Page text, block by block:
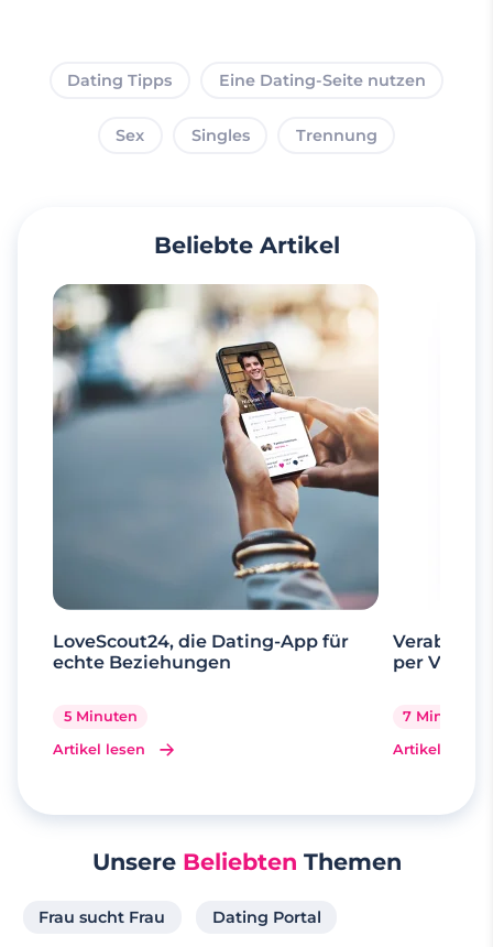
Dating Tipps Eine Dating-Seite nutzen
Sex Singles Trennung
Beliebte Artikel
LoveScout24, die Dating-App für
echte Beziehungen
5 Minuten
Artikel lesen
per
7 Minuten
Artikel lesen
Unsere Beliebten Themen
Frau sucht Frau Dating Portal